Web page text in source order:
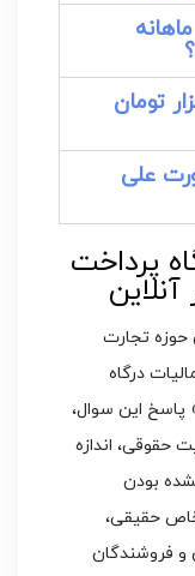
های زیر ۵۰۰ هزار تومان
علی
پرداخت
حوزه تجارت
درگاه
این سوال،
اندازه
بودن
حقیقی،
فروشندگان